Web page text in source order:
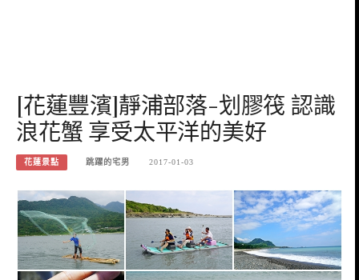
[花蓮豐濱]靜浦部落-划膠筏 認識
浪花蟹 享受太平洋的美好
花蓮景點 跳躍的宅男 2017-01-03